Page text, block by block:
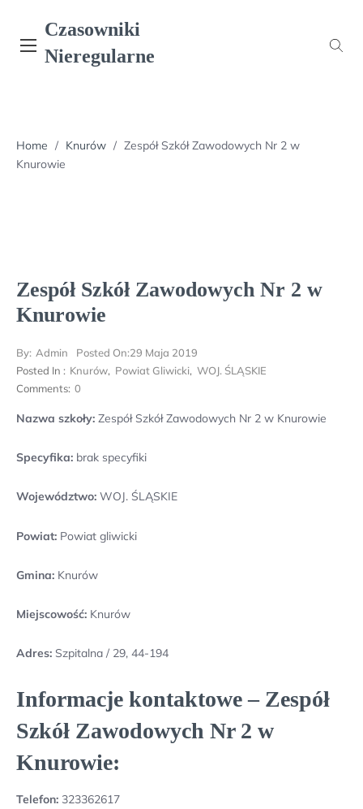
content
Czasowniki
Nieregularne
Home / Knurów / Zespół Szkół Zawodowych Nr 2 w
Knurowie
Zespół Szkół Zawodowych Nr 2 w
Knurowie
By: Admin Posted On:29 Maja 2019
Posted In : Knurów, Powiat Gliwicki, WOJ. ŚLĄSKIE
Comments: 0
Nazwa szkoły: Zespół Szkół Zawodowych Nr 2 w Knurowie
Specyfika: brak specyfiki
Województwo: WOJ. ŚLĄSKIE
Powiat: Powiat gliwicki
Gmina: Knurów
Miejscowość: Knurów
Adres: Szpitalna / 29, 44-194
Informacje kontaktowe – Zespół
Szkół Zawodowych Nr 2 w
Knurowie:
Telefon: 323362617